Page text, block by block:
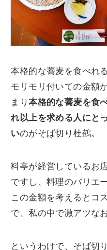
本格的な蕎麦を食べれ
モリモリ付いての金額
まり本格的な蕎麦を食
れ以上を求める人にと
いのがそば切り杜鶴。
料亭が経営しているお
ですし、料理のバリエ
この金額を考えるとコ
で、私の中で激アツな
というわけで、そば切